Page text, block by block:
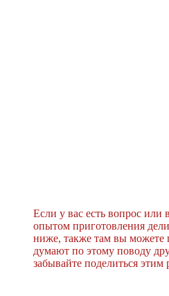
Если у вас есть вопрос или
опытом приготовления
ниже, также там вы можете
думают по этому поводу
забывайте поделиться